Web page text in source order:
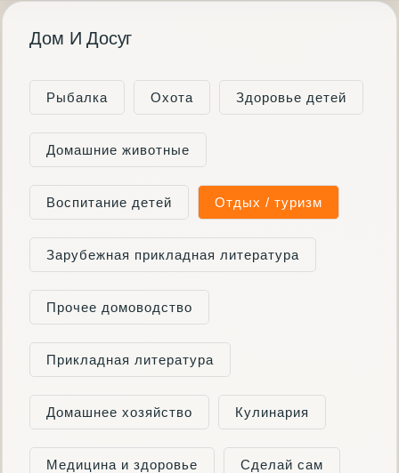
Дом И Досуг
Рыбалка Охота Здоровье детей
Домашние животные
Воспитание детей Отдых / туризм
Зарубежная прикладная литература
Прочее домоводство
Прикладная литература
Домашнее хозяйство Кулинария
Медицина и здоровье Сделай сам